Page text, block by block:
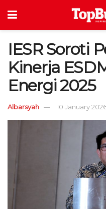
IESR Soroti
Kinerja
Energi 2025
Albarsyah 10 January